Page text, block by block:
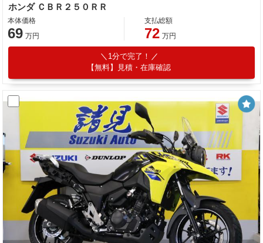
ホンダ ＣＢＲ２５０ＲＲ
本体価格
69 万円
支払総額
72 万円
1分で完了！
【無料】見積・在庫確認